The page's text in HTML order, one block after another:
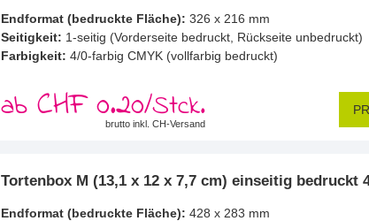
Endformat (bedruckte Fläche): 326 x 216 mm
Seitigkeit: 1-seitig (Vorderseite bedruckt, Rückseite unbedruckt)
Farbigkeit: 4/0-farbig CMYK (vollfarbig bedruckt)
ab CHF 0.20/Stck.
brutto inkl. CH-Versand
Tortenbox M (13,1 x 12 x 7,7 cm) einseitig bedruckt
Endformat (bedruckte Fläche): 428 x 283 mm